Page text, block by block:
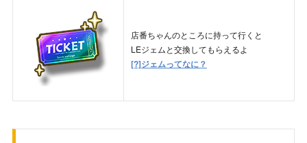
店番ちゃんのところに持って行くと
LEジェムと交換してもらえるよ
[?]ジェムってなに？